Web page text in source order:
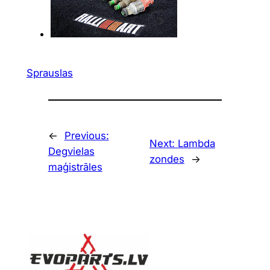
Sprauslas
←
Previous:
Degvielas
maģistrāles
Next: Lambda
zondes
→